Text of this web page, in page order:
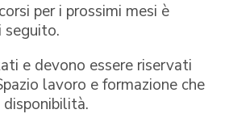
per i prossimi mesi è
seguito.
e devono essere riservati
lavoro e formazione che